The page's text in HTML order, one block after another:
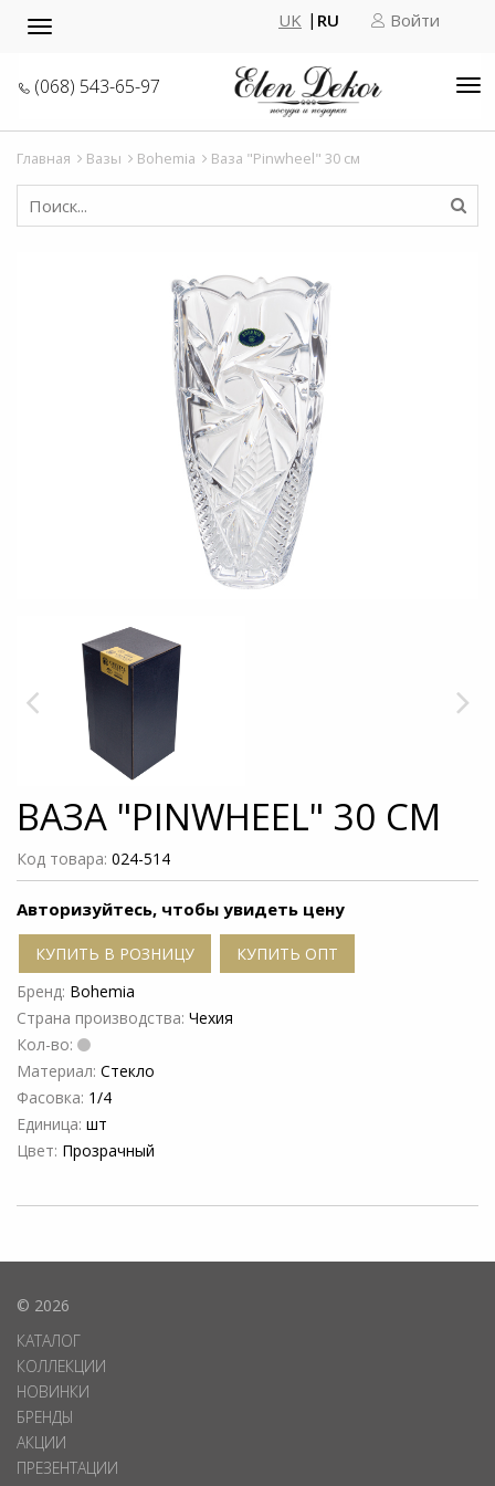
Toggle
UK RU Войти
(068) 543-65-97
Главная Вазы Bohemia Ваза "Pinwheel" 30 см
ВАЗА "PINWHEEL" 30 СМ
Код товара: 024-514
Авторизуйтесь, чтобы увидеть цену
КУПИТЬ В РОЗНИЦУ
КУПИТЬ ОПТ
Бренд: Bohemia
Страна производства: Чехия
Кол-во:
Материал: Стекло
Фасовка: 1/4
Единица: шт
Цвет: Прозрачный
© 2026
КАТАЛОГ
КОЛЛЕКЦИИ
НОВИНКИ
БРЕНДЫ
АКЦИИ
ПРЕЗЕНТАЦИИ